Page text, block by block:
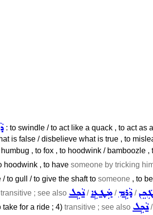
: to swindle / to act like a quack , to act as
is false / disbelieve what is true , to
, to fox , to hoodwink / bamboozle
hoodwink , to have someone by tricking
to gull / to give the shaft to someone , to
transitive ; see also ܢܵܟܹܠ/ܡܲܛܥܹܐ /ܕܵܪܹܡ /
take for a ride ; 4) transitive ; see also ܢܵܟܹܠ/